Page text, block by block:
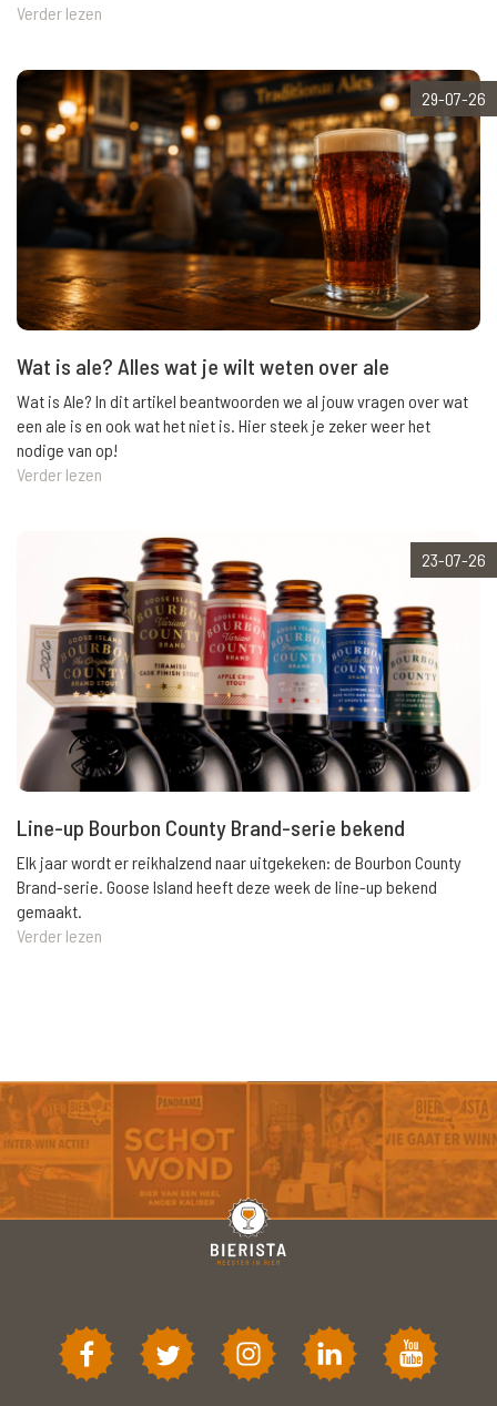
Verder lezen
29-07-26
Wat is ale? Alles wat je wilt weten over ale
Wat is Ale? In dit artikel beantwoorden we al jouw vragen over wat
een ale is en ook wat het niet is. Hier steek je zeker weer het
nodige van op!
Verder lezen
23-07-26
Line-up Bourbon County Brand-serie bekend
Elk jaar wordt er reikhalzend naar uitgekeken: de Bourbon County
Brand-serie. Goose Island heeft deze week de line-up bekend
gemaakt.
Verder lezen